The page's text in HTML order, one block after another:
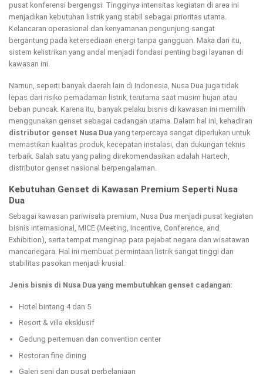
pusat konferensi bergengsi. Tingginya intensitas kegiatan di area ini
menjadikan kebutuhan listrik yang stabil sebagai prioritas utama.
Kelancaran operasional dan kenyamanan pengunjung sangat
bergantung pada ketersediaan energi tanpa gangguan. Maka dari itu,
sistem kelistrikan yang andal menjadi fondasi penting bagi layanan di
kawasan ini.
Namun, seperti banyak daerah lain di Indonesia, Nusa Dua juga tidak
lepas dari risiko pemadaman listrik, terutama saat musim hujan atau
beban puncak. Karena itu, banyak pelaku bisnis di kawasan ini memilih
menggunakan genset sebagai cadangan utama. Dalam hal ini, kehadiran
distributor genset Nusa Dua yang terpercaya sangat diperlukan untuk
memastikan kualitas produk, kecepatan instalasi, dan dukungan teknis
terbaik. Salah satu yang paling direkomendasikan adalah Hartech,
distributor genset nasional berpengalaman.
Kebutuhan Genset di Kawasan Premium Seperti Nusa
Dua
Sebagai kawasan pariwisata premium, Nusa Dua menjadi pusat kegiatan
bisnis internasional, MICE (Meeting, Incentive, Conference, and
Exhibition), serta tempat menginap para pejabat negara dan wisatawan
mancanegara. Hal ini membuat permintaan listrik sangat tinggi dan
stabilitas pasokan menjadi krusial.
Jenis bisnis di Nusa Dua yang membutuhkan genset cadangan:
Hotel bintang 4 dan 5
Resort & villa eksklusif
Gedung pertemuan dan convention center
Restoran fine dining
Galeri seni dan pusat perbelanjaan